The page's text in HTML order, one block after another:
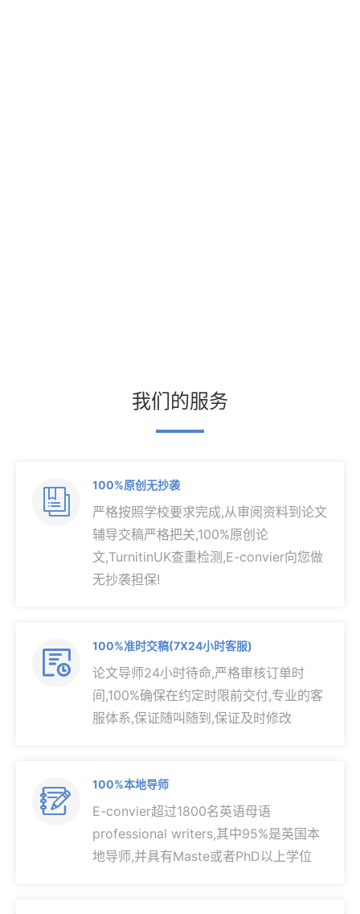
我们的服务

100%原创无抄袭
严格按照学校要求完成,从审阅资料到论文
辅导交稿严格把关,100%原创论
文,TurnitinUK查重检测,E-convier向您做
无抄袭担保!

100%准时交稿(7X24小时客服)
论文导师24小时待命,严格审核订单时
间,100%确保在约定时限前交付,专业的客
服体系,保证随叫随到,保证及时修改

100%本地导师
E-convier超过1800名英语母语
professional writers,其中95%是英国本
地导师,并具有Maste或者PhD以上学位